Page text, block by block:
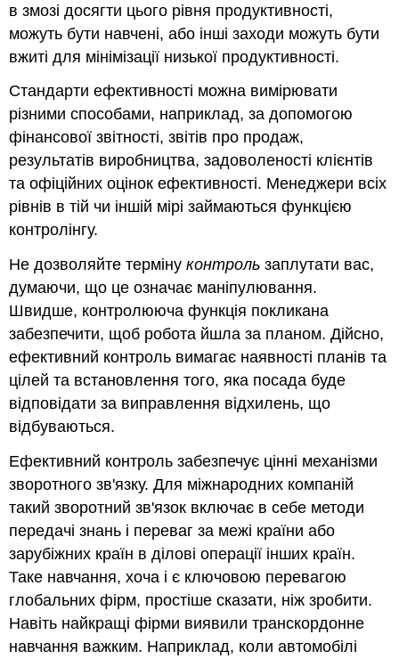
в змозі досягти цього рівня продуктивності,
можуть бути навчені, або інші заходи можуть бути
вжиті для мінімізації низької продуктивності.
Стандарти ефективності можна вимірювати
різними способами, наприклад, за допомогою
фінансової звітності, звітів про продаж,
результатів виробництва, задоволеності клієнтів
та офіційних оцінок ефективності. Менеджери всіх
рівнів в тій чи іншій мірі займаються функцією
контролінгу.
Не дозволяйте термінуконтроль заплутати вас,
думаючи, що це означає маніпулювання.
Швидше, контролююча функція покликана
забезпечити, щоб робота йшла за планом. Дійсно,
ефективний контроль вимагає наявності планів та
цілей та встановлення того, яка посада буде
відповідати за виправлення відхилень, що
відбуваються.
Ефективний контроль забезпечує цінні механізми
зворотного зв'язку. Для міжнародних компаній
такий зворотний зв'язок включає в себе методи
передачі знань і переваг за межі країни або
зарубіжних країн в ділові операції інших країн.
Таке навчання, хоча і є ключовою перевагою
глобальних фірм, простіше сказати, ніж зробити.
Навіть найкращі фірми виявили транскордонне
навчання важким. Наприклад, коли автомобілі